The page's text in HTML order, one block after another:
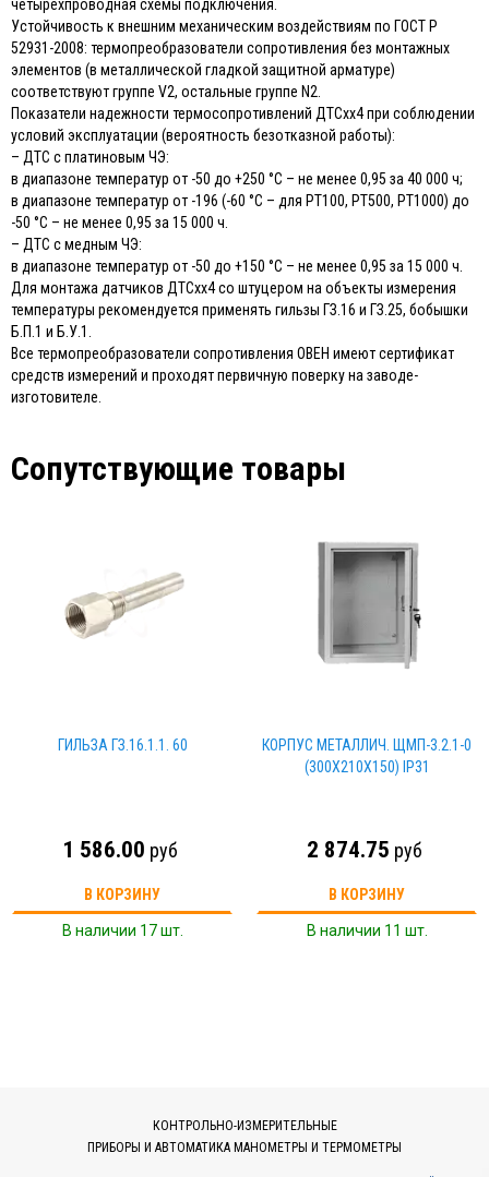
четырехпроводная схемы подключения.
Устойчивость к внешним механическим воздействиям по ГОСТ Р
52931-2008: термопреобразователи сопротивления без монтажных
элементов (в металлической гладкой защитной арматуре)
соответствуют группе V2, остальные группе N2.
Показатели надежности термосопротивлений ДТСхх4 при соблюдении
условий эксплуатации (вероятность безотказной работы):
– ДТС с платиновым ЧЭ:
в диапазоне температур от -50 до +250 °С – не менее 0,95 за 40 000 ч;
в диапазоне температур от -196 (-60 °С – для РТ100, РТ500, РТ1000) до
-50 °С – не менее 0,95 за 15 000 ч.
– ДТС с медным ЧЭ:
в диапазоне температур от -50 до +150 °С – не менее 0,95 за 15 000 ч.
Для монтажа датчиков ДТСхх4 со штуцером на объекты измерения
температуры рекомендуется применять гильзы ГЗ.16 и ГЗ.25, бобышки
Б.П.1 и Б.У.1.
Все термопреобразователи сопротивления ОВЕН имеют сертификат
средств измерений и проходят первичную поверку на заводе-
изготовителе.
Сопутствующие товары
ГИЛЬЗА ГЗ.16.1.1. 60
1 586.00 руб
В КОРЗИНУ
В наличии 17 шт.
КОРПУС МЕТАЛЛИЧ. ЩМП-3.2.1-0
(300Х210Х150) IP31
2 874.75 руб
В КОРЗИНУ
В наличии 11 шт.
КОНТРОЛЬНО-ИЗМЕРИТЕЛЬНЫЕ
ПРИБОРЫ И АВТОМАТИКА МАНОМЕТРЫ И ТЕРМОМЕТРЫ